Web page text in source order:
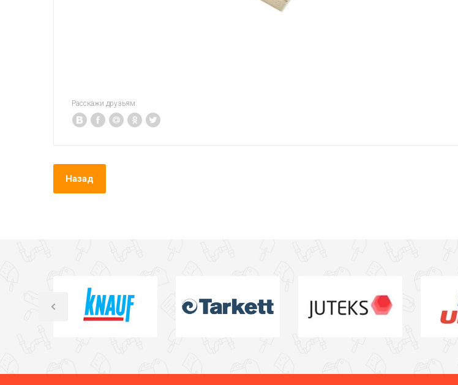
Расскажи друзьям:
Назад